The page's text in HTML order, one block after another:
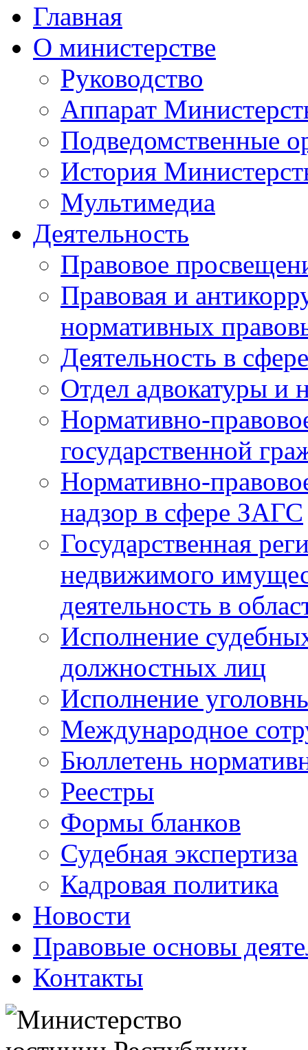
Главная
О министерстве
Руководство
Аппарат
Подведомственные
История
Мультимедиа
Деятельность
Правовое
Правовая и
нормативных
Деятельность в
Отдел адвокатуры и
Нормативно-
государственной
Нормативно-
надзор в сфере ЗАГС
Государственная
недвижимого
деятельность в
Исполнение
должностных лиц
Исполнение
Международное
Бюллетень
Реестры
Формы бланков
Судебная экспертиза
Кадровая политика
Новости
Правовые основы
Контакты